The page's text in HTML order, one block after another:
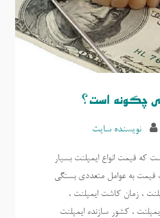
چگونه است؟
نویسنده سایت
که قیمت انواع ایمپلنت بسیار
قیمت به عوامل متعددی بستگی
، زمان کاشت ایمپلنت ،
، کشور سازنده ایمپلنت